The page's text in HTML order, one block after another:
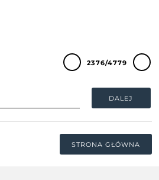
DALEJ
2376/4779
STRONA GŁÓWNA